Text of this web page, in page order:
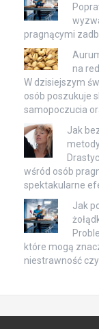
pragnącymi
na
W dzisiejszym
osób poszukuje
samopoczucia
Jak
wśród osób
spektakularne
Jak
które mogą
niestrawność